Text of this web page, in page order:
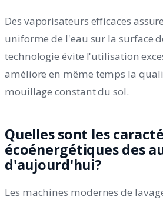
Des vaporisateurs efficaces
uniforme de l'eau sur la surface
technologie évite l'utilisation
améliore en même temps la
mouillage constant du sol.
Quelles sont les
écoénergétiques des
d'aujourd'hui?
Les machines modernes de